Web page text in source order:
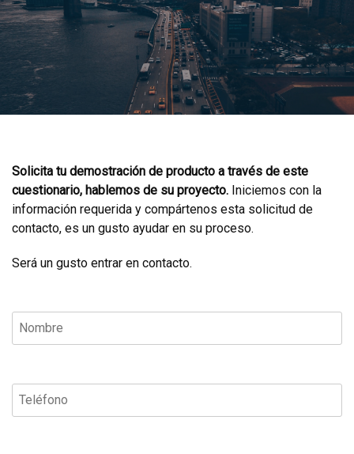
Solicita tu demostración de producto a través de este
cuestionario, hablemos de su proyecto. Iniciemos con la
información requerida y compártenos esta solicitud de
contacto, es un gusto ayudar en su proceso.
Será un gusto entrar en contacto.